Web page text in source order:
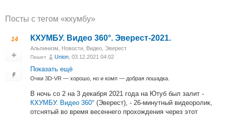
Посты c тегом «кхумбу»
14 КХУМБУ. Видео 360°. Эверест-2021.
Альпинизм Новости Видео Эверест
Пишет Union , 03.12.2021 04:02
Показать ещё
Очки 3D-VR — хорошо, но и комп — добрая лошадка.
В ночь со 2 на 3 декабря 2021 года на Ютуб был залит -
КХУМБУ. Видео 360° (Эверест), - 26-минутный видеоролик,
отснятый во время весеннего прохождения через этот